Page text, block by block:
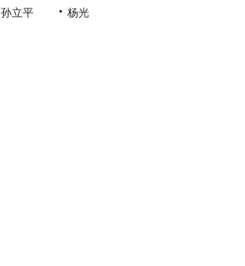
孙立平 杨光